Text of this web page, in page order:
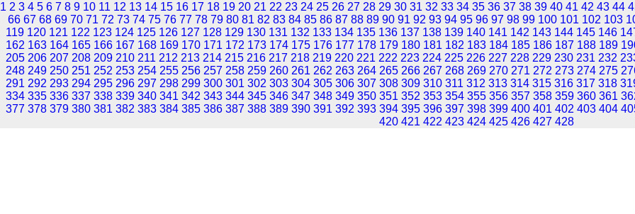
1 2 3 4 5 6 7 8 9 10 11 12 13 14 15 16 17 18 19 20 21 22 23 24 25 26 27 28 29 30 31 32 33 34 35 36 37 38 39 40 41 42 43 44
66 67 68 69 70 71 72 73 74 75 76 77 78 79 80 81 82 83 84 85 86 87 88 89 90 91 92 93 94 95 96 97 98 99 100 101 102 103
119 120 121 122 123 124 125 126 127 128 129 130 131 132 133 134 135 136 137 138 139 140 141 142 143 144 145 146
162 163 164 165 166 167 168 169 170 171 172 173 174 175 176 177 178 179 180 181 182 183 184 185 186 187 188 189
205 206 207 208 209 210 211 212 213 214 215 216 217 218 219 220 221 222 223 224 225 226 227 228 229 230 231 232
248 249 250 251 252 253 254 255 256 257 258 259 260 261 262 263 264 265 266 267 268 269 270 271 272 273 274 275
291 292 293 294 295 296 297 298 299 300 301 302 303 304 305 306 307 308 309 310 311 312 313 314 315 316 317 318
334 335 336 337 338 339 340 341 342 343 344 345 346 347 348 349 350 351 352 353 354 355 356 357 358 359 360 361
377 378 379 380 381 382 383 384 385 386 387 388 389 390 391 392 393 394 395 396 397 398 399 400 401 402 403 404
420 421 422 423 424 425 426 427 428